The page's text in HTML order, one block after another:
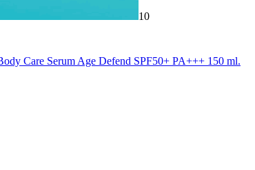
10
Care Serum Age Defend SPF50+ PA+++ 150 ml.